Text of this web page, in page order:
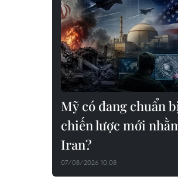
Mỹ có đang chuẩn
chiến lược mới
Iran?
07/08/2026 10:08